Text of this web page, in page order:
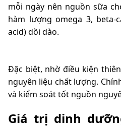
mỗi ngày nên nguồn sữa
hàm lượngomega 3, beta-
acid) dồi dào.
Đặc biệt, nhờ điều kiện
nguyên liệu chất lượng.
và kiểm soát tốt nguồn
Giá trị dinh